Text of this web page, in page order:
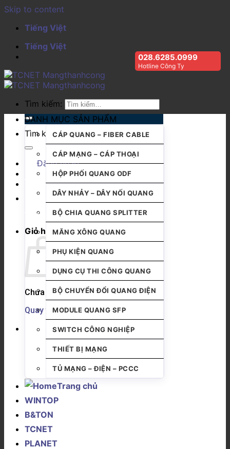
Skip to content
Tiếng Việt
Tiếng Việt
028.6285.0999
Hotline Công Ty
Tìm kiếm:
Tìm kiếm:
Đăng nhập
Giỏ hàng
Chưa có sản phẩm trong giỏ hàng.
Quay trở lại cửa hàng
DANH MỤC SẢN PHẨM
CÁP QUANG – FIBER CABLE
CÁP MẠNG – CÁP THOẠI
HỘP PHỐI QUANG ODF
DÂY NHẢY – DÂY NỐI QUANG
BỘ CHIA QUANG SPLITTER
MĂNG XÔNG QUANG
PHỤ KIỆN QUANG
DỤNG CỤ THI CÔNG QUANG
BỘ CHUYỂN ĐỔI QUANG ĐIỆN
MODULE QUANG SFP
SWITCH CÔNG NGHIỆP
THIẾT BỊ MẠNG
TỦ MẠNG – ĐIỆN – PCCC
Trang chủ
WINTOP
B&TON
TCNET
PLANET